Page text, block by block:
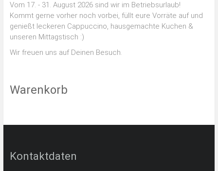
Vom 17. - 31. August 2026 sind wir im Betriebsurlaub!
Kommt gerne vorher noch vorbei, füllt eure Vorräte auf und
genießt leckeren Cappuccino, hausgemachte Kuchen &
unseren Mittagstisch :)
Wir freuen uns auf Deinen Besuch.
Warenkorb
Kontaktdaten